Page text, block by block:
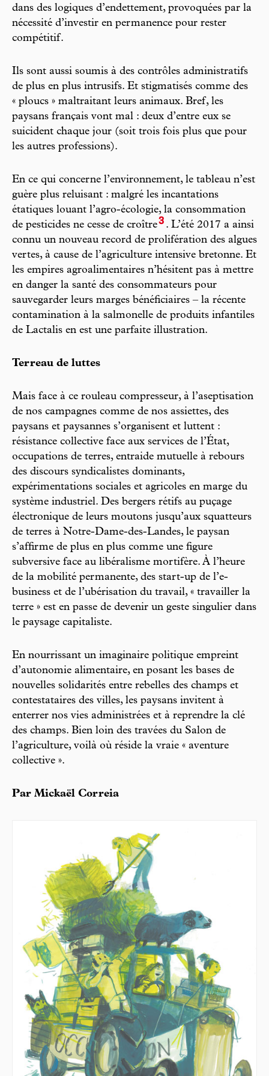
dans des logiques d’endettement, provoquées par la
nécessité d’investir en permanence pour rester
compétitif.
Ils sont aussi soumis à des contrôles administratifs
de plus en plus intrusifs. Et stigmatisés comme des
« ploucs » maltraitant leurs animaux. Bref, les
paysans français vont mal : deux d’entre eux se
suicident chaque jour (soit trois fois plus que pour
les autres professions).
En ce qui concerne l’environnement, le tableau n’est
guère plus reluisant : malgré les incantations
étatiques louant l’agro-écologie, la consommation
de pesticides ne cesse de croître3 . L’été 2017 a ainsi
connu un nouveau record de prolifération des algues
vertes, à cause de l’agriculture intensive bretonne. Et
les empires agroalimentaires n’hésitent pas à mettre
en danger la santé des consommateurs pour
sauvegarder leurs marges bénéficiaires – la récente
contamination à la salmonelle de produits infantiles
de Lactalis en est une parfaite illustration.
Terreau de luttes
Mais face à ce rouleau compresseur, à l’aseptisation
de nos campagnes comme de nos assiettes, des
paysans et paysannes s’organisent et luttent :
résistance collective face aux services de l’État,
occupations de terres, entraide mutuelle à rebours
des discours syndicalistes dominants,
expérimentations sociales et agricoles en marge du
système industriel. Des bergers rétifs au puçage
électronique de leurs moutons jusqu’aux squatteurs
de terres à Notre-Dame-des-Landes, le paysan
s’affirme de plus en plus comme une figure
subversive face au libéralisme mortifère. À l’heure
de la mobilité permanente, des start-up de l’e-
business et de l’ubérisation du travail, « travailler la
terre » est en passe de devenir un geste singulier dans
le paysage capitaliste.
En nourrissant un imaginaire politique empreint
d’autonomie alimentaire, en posant les bases de
nouvelles solidarités entre rebelles des champs et
contestataires des villes, les paysans invitent à
enterrer nos vies administrées et à reprendre la clé
des champs. Bien loin des travées du Salon de
l’agriculture, voilà où réside la vraie « aventure
collective ».
Par Mickaël Correia